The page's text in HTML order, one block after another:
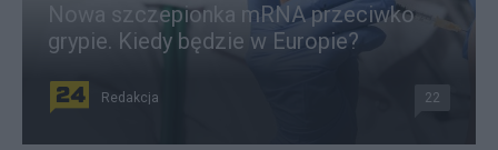
Nowa szczepionka mRNA przeciwko
grypie. Kiedy będzie w Europie?
Redakcja 22